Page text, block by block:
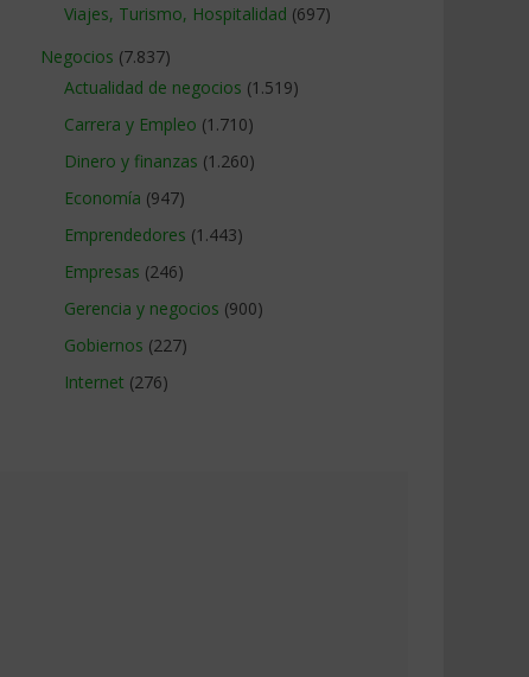
Viajes, Turismo, Hospitalidad (697)
Negocios (7.837)
Actualidad de negocios (1.519)
Carrera y Empleo (1.710)
Dinero y finanzas (1.260)
Economía (947)
Emprendedores (1.443)
Empresas (246)
Gerencia y negocios (900)
Gobiernos (227)
Internet (276)